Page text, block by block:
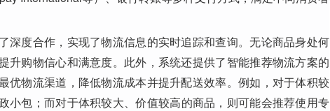
深度合作，实现了物流信息的实时追踪和查询。无论商品身处何
升购物信心和满意度。此外，系统还提供了智能推荐物流方案的
优物流渠道，降低物流成本并提升配送效率。例如，对于体积较
小包；而对于体积较大、价值较高的商品，则可能会推荐使用专